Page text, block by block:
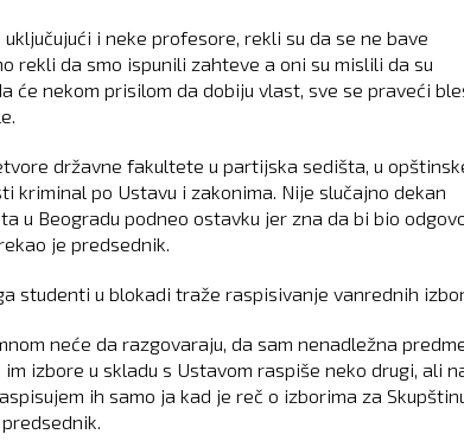
i neke profesore, rekli su da se ne bave
rekli da smo ispunili zahteve a oni su mislili da su
će nekom prisilom da dobiju vlast, sve se praveći
državne fakultete u partijska sedišta, u
kriminal po Ustavu i zakonima. Nije slučajno dekan
u Beogradu podneo ostavku jer zna da bi bio
je predsednik.
studenti u blokadi traže raspisivanje vanrednih
neće da razgovaraju, da sam nenadležna
izbore u skladu s Ustavom raspiše neko drugi, ali
ih samo ja kad je reč o izborima za